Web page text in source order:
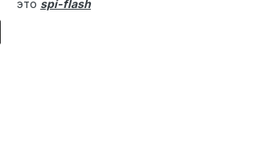
это spi-flash